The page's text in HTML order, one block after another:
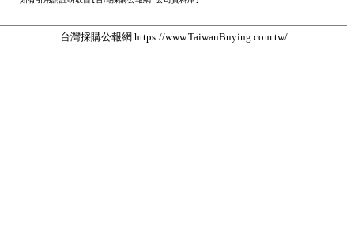
台灣採購公報網 https://www.TaiwanBuying.com.tw/